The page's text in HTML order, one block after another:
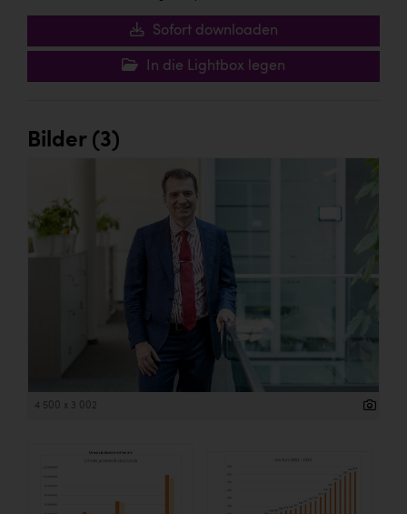
Sofort downloaden
In die Lightbox legen
Bilder (3)
4 500 x 3 002